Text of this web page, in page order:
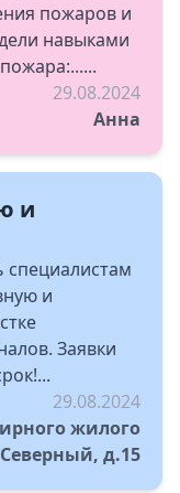
пожаров и
навыками
29.08.2024
Анна
и
специалистам
и
Заявки
29.08.2024
жилого
д.15